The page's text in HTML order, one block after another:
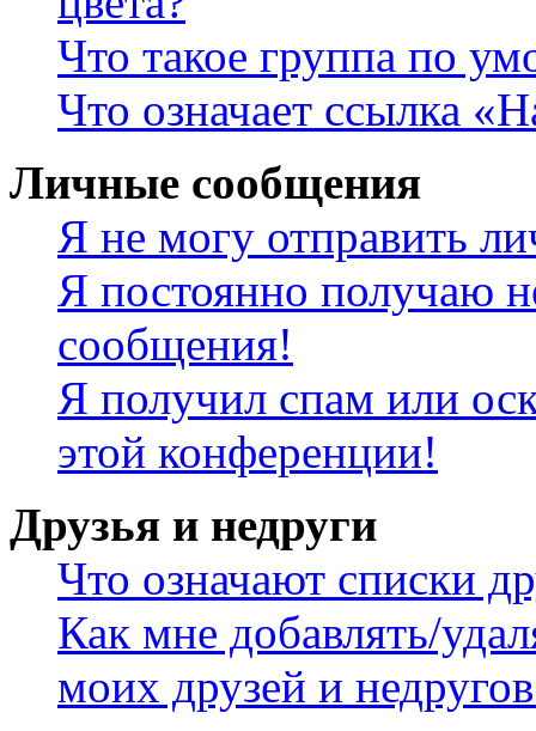
Что такое группа по
Что означает ссылка
Личные сообщения
Я не могу отправить
Я постоянно получаю
сообщения!
Я получил спам или
этой конференции!
Друзья и недруги
Что означают списки
Как мне добавлять/
моих друзей и